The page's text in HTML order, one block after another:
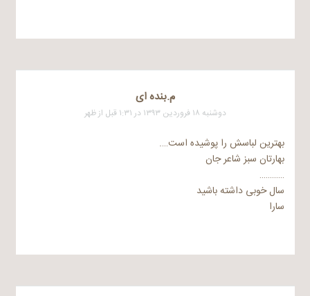
م.بنده ای
دوشنبه ۱۸ فروردین ۱۳۹۳ در ۱:۳۱ قبل از ظهر
بهترین لباسش را پوشیده است….
بهارتان سبز شاعر جان
…………
سال خوبی داشته باشید
سارا